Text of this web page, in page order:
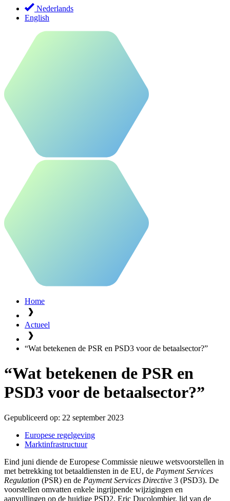
Nederlands
English
Home
Actueel
“Wat betekenen de PSR en PSD3 voor de betaalsector?”
“Wat betekenen de PSR en
PSD3 voor de betaalsector?”
Gepubliceerd op: 22 september 2023
Europese regelgeving
Marktinfrastructuur
Eind juni diende de Europese Commissie nieuwe wetsvoorstellen in
met betrekking tot betaaldiensten in de EU, de Payment Services
Regulation (PSR) en de Payment Services Directive 3 (PSD3). De
voorstellen omvatten enkele ingrijpende wijzigingen en
aanvullingen op de huidige PSD2. Eric Ducolombier, lid van de